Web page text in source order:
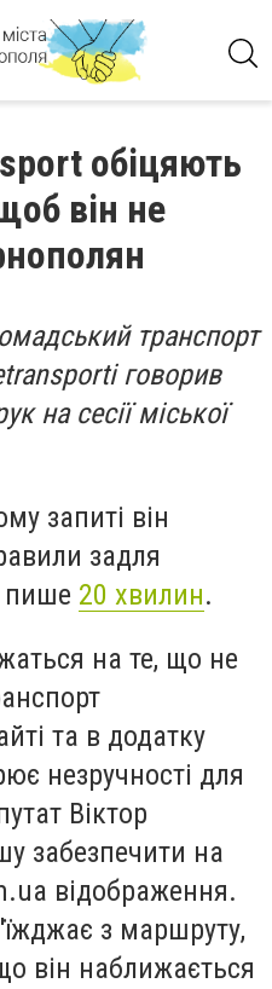
обіцяють
він не
транспорт
говорив
на сесії міської
запиті він
задля
пише 20 хвилин.
на те, що не
та в додатку
незручності для
Віктор
забезпечити на
відображення.
з маршруту,
він наближається